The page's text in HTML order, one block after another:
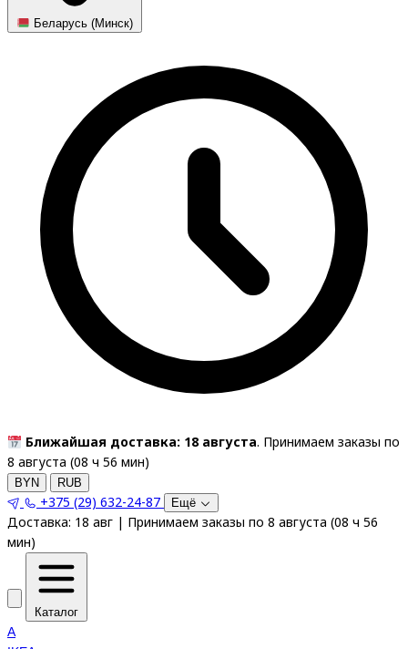
Беларусь (Минск)
Ближайшая доставка: 18 августа. Принимаем заказы по
8 августа (08 ч 56 мин)
BYN RUB
+375 (29) 632-24-87 Ещё
Доставка: 18 авг | Принимаем заказы по 8 августа (08 ч 56
мин)
Каталог
A